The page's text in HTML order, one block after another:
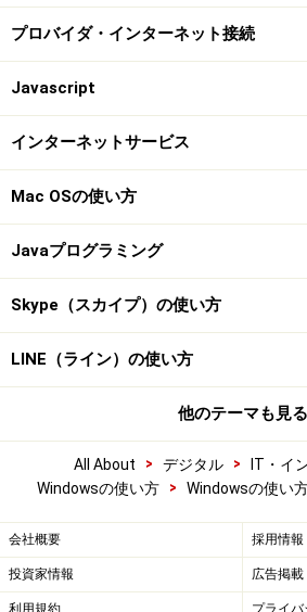
プロバイダ・インターネット接続
Javascript
インターネットサービス
Mac OSの使い方
Javaプログラミング
Skype（スカイプ）の使い方
LINE（ライン）の使い方
他のテーマも見る
All About > デジタル > IT・イ
Windowsの使い方
> Windowsの使い
会社概要 採用情報
投資家情報 広告掲載
利用規約 プライ